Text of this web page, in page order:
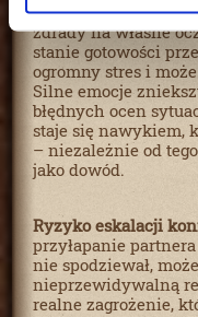
Zagrożenia
zdrady na własne
stanie gotowości
ogromny stres i
Silne emocje
błędnych ocen
staje się nawykiem,
– niezależnie od
jako dowód.
Ryzyko eskalacji
przyłapanie
nie spodziewał,
nieprzewidywalną
realne zagrożenie,